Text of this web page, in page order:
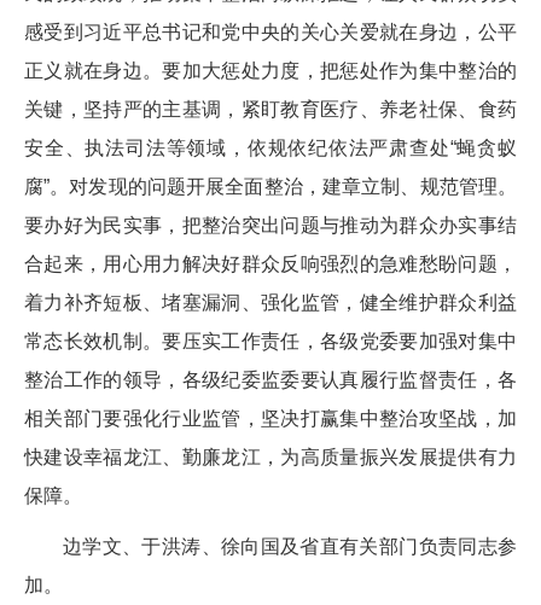
感受到习近平总书记和党中央的关心关爱就在身边，公平
正义就在身边。要加大惩处力度，把惩处作为集中整治的
关键，坚持严的主基调，紧盯教育医疗、养老社保、食药
安全、执法司法等领域，依规依纪依法严肃查处“蝇贪蚁
腐”。对发现的问题开展全面整治，建章立制、规范管理。
要办好为民实事，把整治突出问题与推动为群众办实事结
合起来，用心用力解决好群众反响强烈的急难愁盼问题，
着力补齐短板、堵塞漏洞、强化监管，健全维护群众利益
常态长效机制。要压实工作责任，各级党委要加强对集中
整治工作的领导，各级纪委监委要认真履行监督责任，各
相关部门要强化行业监管，坚决打赢集中整治攻坚战，加
快建设幸福龙江、勤廉龙江，为高质量振兴发展提供有力
保障。
边学文、于洪涛、徐向国及省直有关部门负责同志参
加。